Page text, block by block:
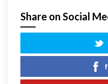
Share on Social